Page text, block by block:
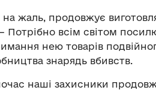
на жаль, продовжує
Потрібно всім світом
нею товарів
знарядь вбивств.
наші захисники